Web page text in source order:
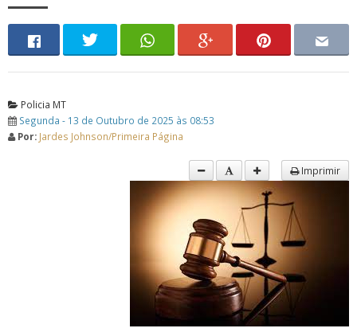
Policia MT
Segunda - 13 de Outubro de 2025 às 08:53
Por: Jardes Johnson/Primeira Página
Imprimir